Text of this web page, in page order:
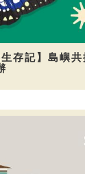
生存記】島嶼